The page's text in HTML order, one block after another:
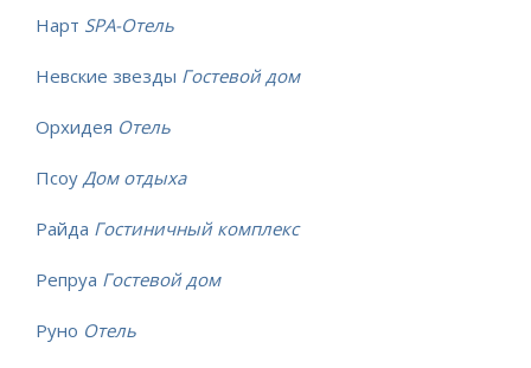
Нарт SPA-Отель
Невские звезды Гостевой дом
Орхидея Отель
Псоу Дом отдыха
Райда Гостиничный комплекс
Репруа Гостевой дом
Руно Отель